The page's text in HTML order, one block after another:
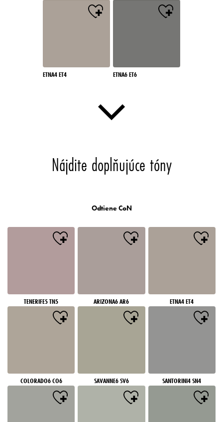
ETNA4 ET4 ETNA6 ET6
Nájdite doplňujúce tóny
Odtiene CoN
TENERIFE5 TN5 ARIZONA6 AR6 ETNA4 ET4
COLORADO6 CO6 SAVANNE6 SV6 SANTORINI4 SN4